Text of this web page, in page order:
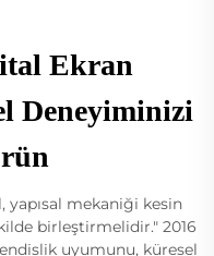
Ekran
Deneyiminizi
yapısal mekaniği kesin
birleştirmelidir." 2016
uyumunu, küresel